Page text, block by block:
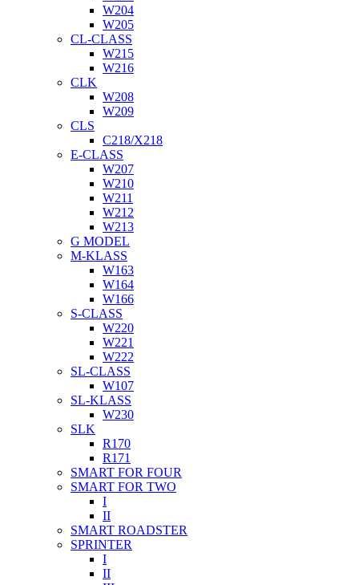
W204
W205
CL-CLASS
W215
W216
CLK
W208
W209
CLS
C218/X218
E-CLASS
W207
W210
W211
W212
W213
G MODEL
M-KLASS
W163
W164
W166
S-CLASS
W220
W221
W222
SL-CLASS
W107
SL-KLASS
W230
SLK
R170
R171
SMART FOR FOUR
SMART FOR TWO
I
II
SMART ROADSTER
SPRINTER
I
II